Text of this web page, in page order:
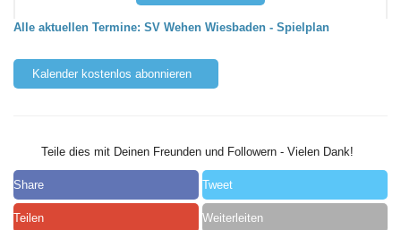
Alle aktuellen Termine: SV Wehen Wiesbaden - Spielplan
Kalender kostenlos abonnieren
Teile dies mit Deinen Freunden und Followern - Vielen Dank!
Share Tweet
Teilen Weiterleiten